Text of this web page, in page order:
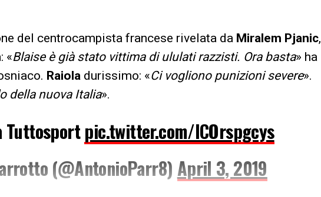
del centrocampista francese rivelata da Miralem Pjanic,
«Blaise è già stato vittima di ululati razzisti. Ora basta» ha
Raiola durissimo: «Ci vogliono punizioni severe».
della nuova Italia».
Tuttosportpic.twitter.com/ICOrspgcys
(@AntonioParr8) April 3, 2019